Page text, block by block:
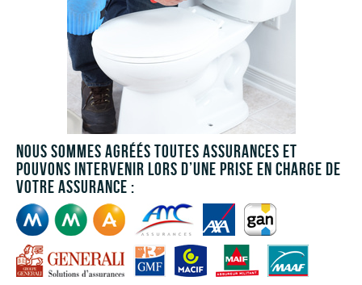
Nous sommes agréés toutes assurances et
pouvons intervenir lors d’une prise en charge de
votre assurance :